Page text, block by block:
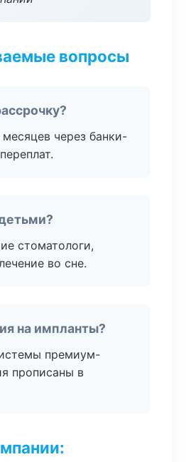
вопросы
через банки-
стоматологи,
во сне.
на импланты?
премиум-
прописаны в